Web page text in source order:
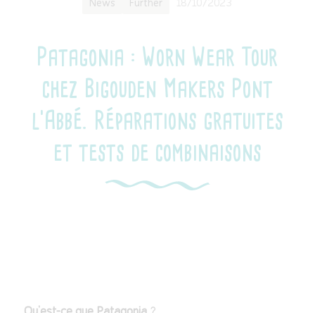
News Further
Patagonia : Worn Wear Tour
chez Bigouden Makers Pont
l'Abbé. Réparations gratuites
et tests de combinaisons